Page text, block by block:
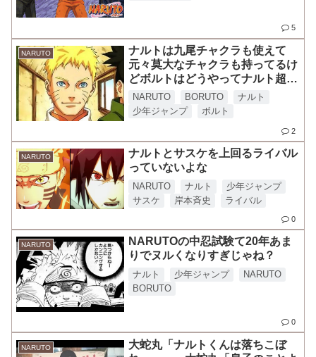
5
NARUTO
ナルトは九尾チャクラも使えて
元々莫大なチャクラも持ってるけ
どボルトはどうやってナルト超え
んの？
NARUTO BORUTO
ナルト
少年ジャンプ
ボルト
2
NARUTO
ナルトとサスケを上回るライバル
っていないよな
NARUTO ナルト
少年ジャンプ
サスケ
岸本斉史 ライバル
0
NARUTO
NARUTOの中忍試験て20年あま
りでヌルくなりすぎじゃね？
ナルト 少年ジャンプ
NARUTO
BORUTO
0
NARUTO
大蛇丸「ナルトくんは落ちこぼ